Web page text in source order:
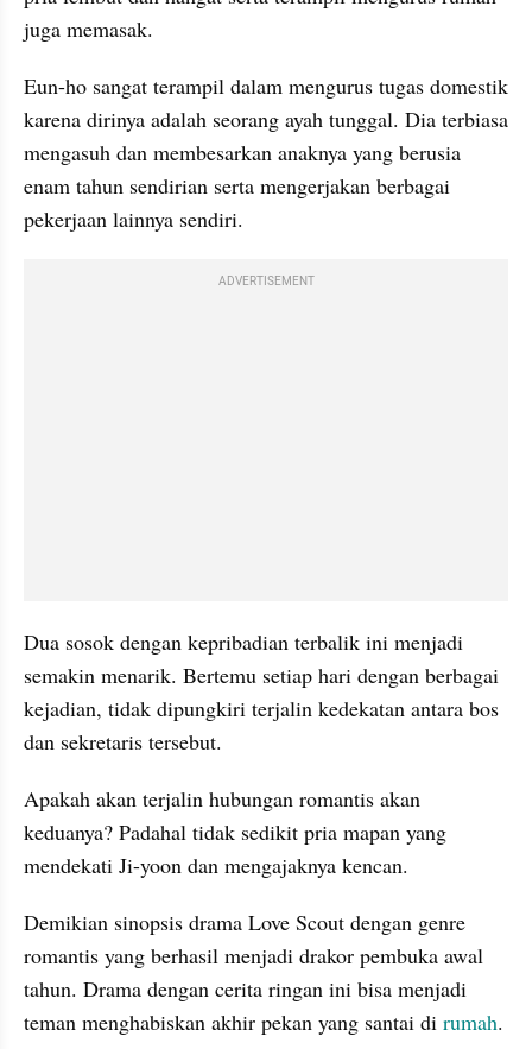
juga memasak.
Eun-ho sangat terampil dalam mengurus tugas domestik
karena dirinya adalah seorang ayah tunggal. Dia terbiasa
mengasuh dan membesarkan anaknya yang berusia
enam tahun sendirian serta mengerjakan berbagai
pekerjaan lainnya sendiri.
ADVERTISEMENT
Dua sosok dengan kepribadian terbalik ini menjadi
semakin menarik. Bertemu setiap hari dengan berbagai
kejadian, tidak dipungkiri terjalin kedekatan antara bos
dan sekretaris tersebut.
Apakah akan terjalin hubungan romantis akan
keduanya? Padahal tidak sedikit pria mapan yang
mendekati Ji-yoon dan mengajaknya kencan.
Demikian sinopsis drama Love Scout dengan genre
romantis yang berhasil menjadi drakor pembuka awal
tahun. Drama dengan cerita ringan ini bisa menjadi
teman menghabiskan akhir pekan yang santai di rumah.